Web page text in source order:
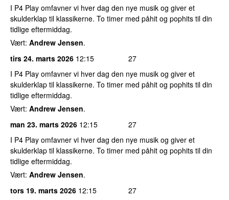
I P4 Play omfavner vi hver dag den nye musik og giver et
skulderklap til klassikerne. To timer med påhit og pophits til din
tidlige eftermiddag.
Vært: Andrew Jensen.
tirs 24. marts 2026 12:15
27
I P4 Play omfavner vi hver dag den nye musik og giver et
skulderklap til klassikerne. To timer med påhit og pophits til din
tidlige eftermiddag.
Vært: Andrew Jensen.
man 23. marts 2026 12:15
27
I P4 Play omfavner vi hver dag den nye musik og giver et
skulderklap til klassikerne. To timer med påhit og pophits til din
tidlige eftermiddag.
Vært: Andrew Jensen.
tors 19. marts 2026 12:15
27